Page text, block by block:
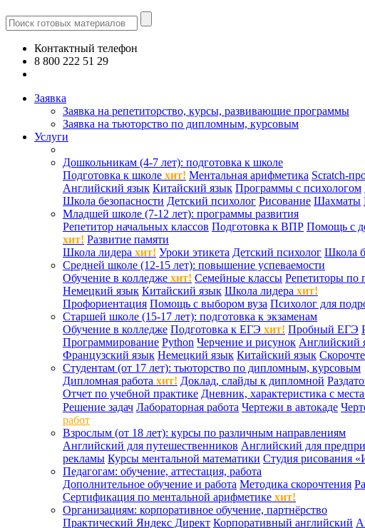
Контактный телефон
8 800 222 51 29
Заявка
Заявка на репетиторство, курсы, развивающие программы
Заявка на тьюторство по дипломным, курсовым
Услуги
Дошкольникам (4-7 лет): подготовка к школе
Подготовка к школе хит! Ментальная арифметика Scratch-
Английский язык Китайский язык Программы с психологом
Школа безопасности Детский психолог Рисование Шахматы
Младшей школе (7-12 лет): программы развития
Репетитор начальных классов Подготовка к ВПР Помощь с
хит! Развитие памяти
Школа лидера хит! Уроки этикета Детский психолог Школа
Средней школе (12-15 лет): повышение успеваемости
Обучение в колледже хит! Семейные классы Репетиторы по
Немецкий язык Китайский язык Школа лидера хит!
Профориентация Помощь с выбором вуза Психолог для
Старшей школе (15-17 лет): подготовка к экзаменам
Обучение в колледже Подготовка к ЕГЭ хит! Пробный ЕГЭ
Программирование Python Черчение и рисунок Английский
Французский язык Немецкий язык Китайский язык
Студентам (от 17 лет): тьюторство по дипломным, курсовым
Дипломная работа хит! Доклад, слайды к дипломной
Отчет по учебной практике Дневник, характеристика с
Решение задач Лабораторная работа Чертежи в автокаде
работ
Взрослым (от 18 лет): курсы по различным направлениям
Английский для путешественников Английский для
рекламы Курсы ментальной математики Студия рисования
Педагогам: обучение, аттестация, работа
Дополнительное обучение и работа Методика скорочтения
Сертификация по ментальной арифметике хит!
Организациям: корпоративное обучение, партнёрство
Практический Яндекс Директ Корпоративный английский